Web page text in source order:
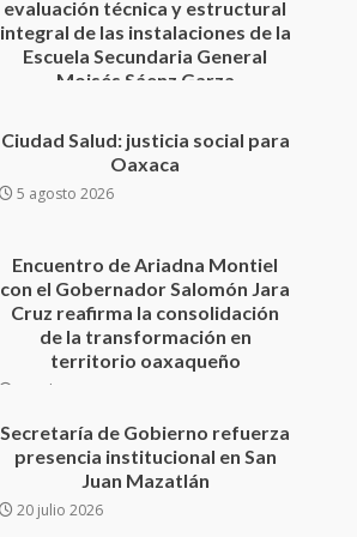
Oaxaca
5 agosto 2026
con el Gobernador Salomón Jara
Cruz reafirma la consolidación
de la transformación en
Secretaría de Gobierno refuerza
presencia institucional en San
Juan Mazatlán
20 julio 2026
Sanciona Municipio de Oaxaca
de Juárez caso de maltrato
animal tras denuncia ciudadana
16 julio 2026